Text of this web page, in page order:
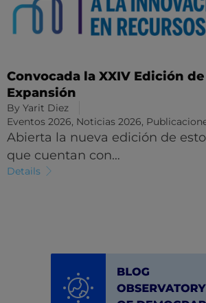
Convocada la XXIV Edición
Expansión
By Yarit Diez
Eventos 2026, Noticias 2026,
Abierta la nueva edición de
que cuentan con…
Details